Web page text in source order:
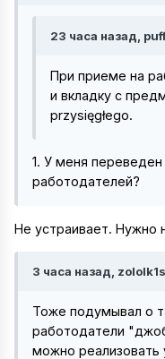
23 часа назад,
При приеме на
и вкладку с
przysięgłego.
1. У меня переведен
работодателей?
Не устраивает. Нужно
3 часа назад,
Тоже подумывал о
работодатели
можно реализовать